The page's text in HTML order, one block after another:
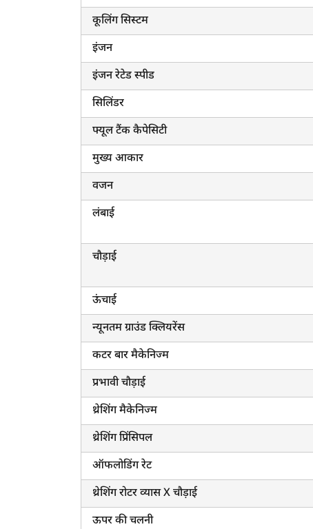
कूलिंग सिस्टम
इंजन
इंजन रेटेड स्पीड
सिलिंडर
फ्यूल टैंक कैपेसिटी
मुख्य आकार
वजन
लंबाई
चौड़ाई
ऊंचाई
न्यूनतम ग्राउंड क्लियरेंस
कटर बार मैकेनिज्म
प्रभावी चौड़ाई
थ्रेशिंग मैकेनिज्म
थ्रेशिंग प्रिंसिपल
ऑफलोडिंग रेट
थ्रेशिंग रोटर व्यास X चौड़ाई
ऊपर की चलनी